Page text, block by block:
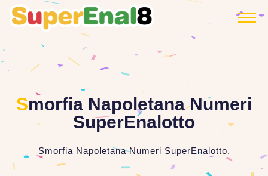
Smorfia Napoletana Numeri
SuperEnalotto
Smorfia Napoletana Numeri SuperEnalotto.